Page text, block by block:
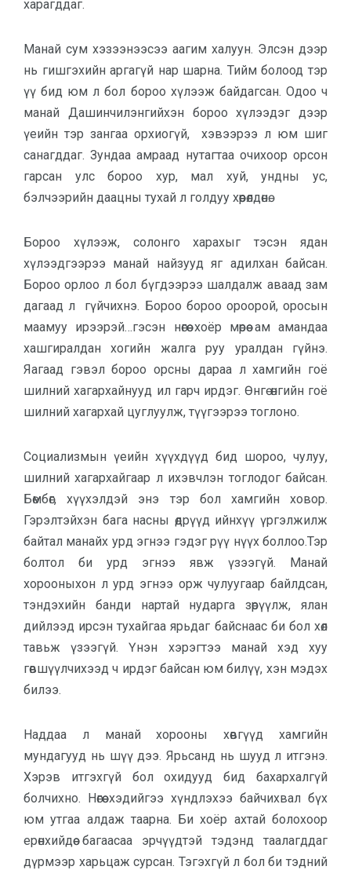
харагддаг.
Манай сум хэзээнээсээ аагим халуун. Элсэн дээр
нь гишгэхийн аргагүй нар шарна. Тийм болоод тэр
үү бид юм л бол бороо хүлээж байдагсан. Одоо ч
манай Дашинчилэнгийхэн бороо хүлээдэг дээр
үеийн тэр зангаа орхиогүй, хэвээрээ л юм шиг
санагддаг. Зундаа амраад нутагтаа очихоор орсон
гарсан улс бороо хур, мал хуй, ундны ус,
бэлчээрийн даацны тухай л голдуу хөөрөлдөнө.
Бороо хүлээж, солонго харахыг тэсэн ядан
хүлээдгээрээ манай найзууд яг адилхан байсан.
Бороо орлоо л бол бүгдээрээ шалдалж аваад зам
дагаад л гүйчихнэ. Бороо бороо ороорой, оросын
маамуу ирээрэй…гэсэн нөгөө хоёр мөрөө ам амандаа
хашгиралдан хогийн жалга руу уралдан гүйнэ.
Яагаад гэвэл бороо орсны дараа л хамгийн гоё
шилний хагархайнууд ил гарч ирдэг. Өнгө өнгийн гоё
шилний хагархай цуглуулж, түүгээрээ тоглоно.
Социализмын үеийн хүүхдүүд бид шороо, чулуу,
шилний хагархайгаар л ихэвчлэн тоглодог байсан.
Бөмбөг, хүүхэлдэй энэ тэр бол хамгийн ховор.
Гэрэлтэйхэн бага насны өдрүүд ийнхүү үргэлжилж
байтал манайх урд эгнээ гэдэг рүү нүүх боллоо.Тэр
болтол би урд эгнээ явж үзээгүй. Манай
хорооныхон л урд эгнээ орж чулуугаар байлдсан,
тэндэхийн банди нартай нударга зөрүүлж, ялан
дийлээд ирсэн тухайгаа ярьдаг байснаас би бол хөл
тавьж үзээгүй. Үнэн хэрэгтээ манай хэд хуу
гөвшүүлчихээд ч ирдэг байсан юм билүү, хэн мэдэх
билээ.
Наддаа л манай хорооны хөвгүүд хамгийн
мундагууд нь шүү дээ. Ярьсанд нь шууд л итгэнэ.
Хэрэв итгэхгүй бол охидууд бид бахархалгүй
болчихно. Нөгөө хэдийгээ хүндлэхээ байчихвал бүх
юм утгаа алдаж таарна. Би хоёр ахтай болохоор
ерөнхийдөө багаасаа эрчүүдтэй тэдэнд таалагддаг
дүрмээр харьцаж сурсан. Тэгэхгүй л бол би тэдний